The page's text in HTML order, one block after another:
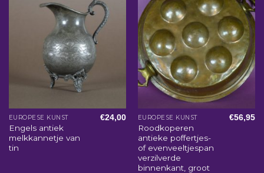
EUROPESE KUNST
Engels antiek
melkkannetje van
tin
€24,00 EUROPESE KUNST
Roodkoperen
antieke poffertjes-
of evenveeltjespan
verzilverde
binnenkant, groot
€56,95